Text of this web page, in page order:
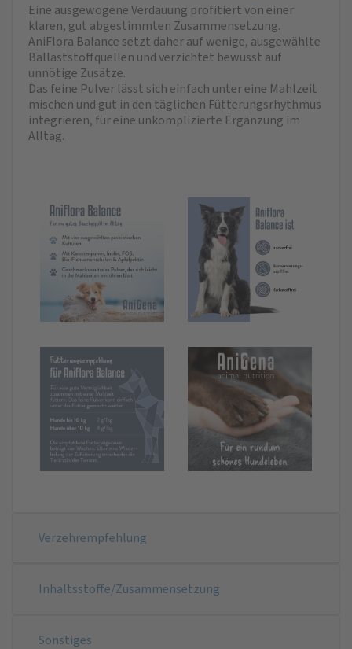
Eine ausgewogene Verdauung profitiert von einer
klaren, gut abgestimmten Zusammensetzung.
AniFlora Balance setzt daher auf wenige, ausgewählte
Ballaststoffquellen und verzichtet bewusst auf
unnötige Zusätze.
Das feine Pulver lässt sich einfach unter eine Mahlzeit
mischen und gut in den täglichen Fütterungsrhythmus
integrieren, für eine unkomplizierte Ergänzung im
Alltag.
Verzehrempfehlung
Inhaltsstoffe/Zusammensetzung
Sonstiges